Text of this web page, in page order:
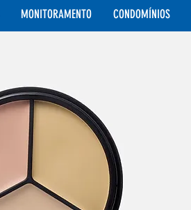
MONITORAMENTO CONDOMÍNIOS